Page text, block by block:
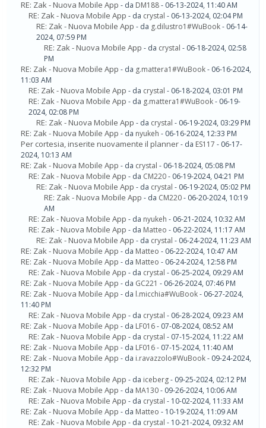
RE: Zak - Nuova Mobile App - da DM188- 06-13-2024, 11:40 AM
RE: Zak - Nuova Mobile App - da crystal - 06-13-2024, 02:04 PM
RE: Zak - Nuova Mobile App - da g.dilustro1#WuBook- 06-14-
2024, 07:59 PM
RE: Zak - Nuova Mobile App - da crystal - 06-18-2024, 02:58
PM
RE: Zak - Nuova Mobile App - da g.mattera1#WuBook- 06-16-2024,
11:03 AM
RE: Zak - Nuova Mobile App - da crystal - 06-18-2024, 03:01 PM
RE: Zak - Nuova Mobile App - da g.mattera1#WuBook- 06-19-
2024, 02:08 PM
RE: Zak - Nuova Mobile App - da crystal - 06-19-2024, 03:29 PM
RE: Zak - Nuova Mobile App - da nyukeh - 06-16-2024, 12:33 PM
Per cortesia, inserite nuovamente il planner- da ES117 - 06-17-
2024, 10:13 AM
RE: Zak - Nuova Mobile App - da crystal - 06-18-2024, 05:08 PM
RE: Zak - Nuova Mobile App - da CM220- 06-19-2024, 04:21 PM
RE: Zak - Nuova Mobile App - da crystal - 06-19-2024, 05:02 PM
RE: Zak - Nuova Mobile App - da CM220- 06-20-2024, 10:19
AM
RE: Zak - Nuova Mobile App - da nyukeh - 06-21-2024, 10:32 AM
RE: Zak - Nuova Mobile App - da Matteo - 06-22-2024, 11:17 AM
RE: Zak - Nuova Mobile App - da crystal - 06-24-2024, 11:23 AM
RE: Zak - Nuova Mobile App - da Matteo - 06-22-2024, 10:47 AM
RE: Zak - Nuova Mobile App - da Matteo - 06-24-2024, 12:58 PM
RE: Zak - Nuova Mobile App - da crystal - 06-25-2024, 09:29 AM
RE: Zak - Nuova Mobile App - da GC221 - 06-26-2024, 07:46 PM
RE: Zak - Nuova Mobile App - da l.micchia#WuBook- 06-27-2024,
11:40 PM
RE: Zak - Nuova Mobile App - da crystal - 06-28-2024, 09:23 AM
RE: Zak - Nuova Mobile App - da LF016- 07-08-2024, 08:52 AM
RE: Zak - Nuova Mobile App - da crystal - 07-15-2024, 11:22 AM
RE: Zak - Nuova Mobile App - da LF016- 07-15-2024, 11:40 AM
RE: Zak - Nuova Mobile App - da i.ravazzolo#WuBook- 09-24-2024,
12:32 PM
RE: Zak - Nuova Mobile App - da iceberg- 09-25-2024, 02:12 PM
RE: Zak - Nuova Mobile App - da MA130- 09-26-2024, 10:06 AM
RE: Zak - Nuova Mobile App - da crystal - 10-02-2024, 11:33 AM
RE: Zak - Nuova Mobile App - da Matteo - 10-19-2024, 11:09 AM
RE: Zak - Nuova Mobile App - da crystal - 10-21-2024, 09:32 AM